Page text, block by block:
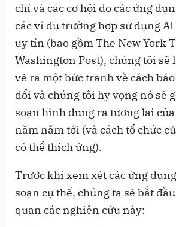
chí và các cơ hội do các ứng
các ví dụ trường hợp sử dụng
uy tín (bao gồm The New York
Washington Post), chúng tôi sẽ
vẽ ra một bức tranh về cách
đổi và chúng tôi hy vọng nó sẽ
soạn hình dung ra tương lai
năm năm tới (và cách tổ chức
có thể thích ứng).
Trước khi xem xét các ứng
soạn cụ thể, chúng ta sẽ bắt
quan các nghiên cứu này: